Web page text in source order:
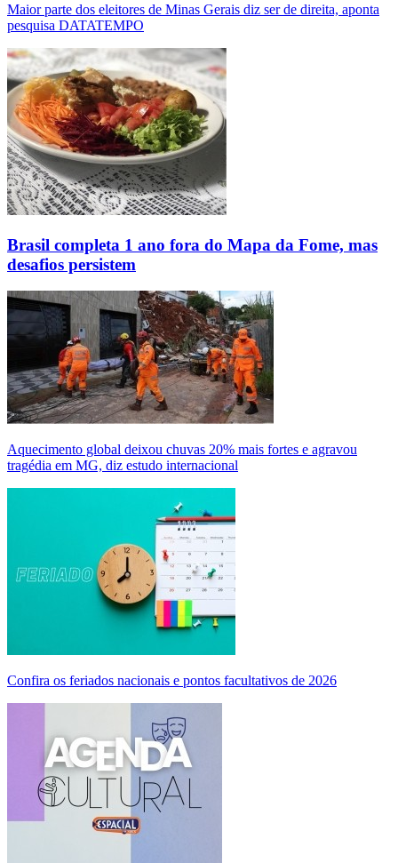
Maior parte dos eleitores de Minas Gerais diz ser de direita, aponta
pesquisa DATATEMPO
Brasil completa 1 ano fora do Mapa da Fome, mas
desafios persistem
Aquecimento global deixou chuvas 20% mais fortes e agravou
tragédia em MG, diz estudo internacional
Confira os feriados nacionais e pontos facultativos de 2026